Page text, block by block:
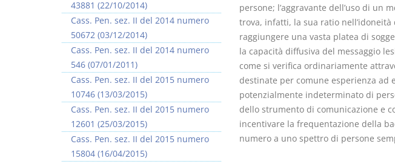
persone; l’aggravante dell’uso di un
trova, infatti, la sua ratio
raggiungere una vasta platea di
la capacità diffusiva del messaggio
come si verifica ordinariamente
destinate per comune esperienza ad
potenzialmente indeterminato di
dello strumento di comunicazione e
incentivare la frequentazione della
numero a uno spettro di persone
43881 (22/10/2014)
Cass. Pen. sez. II del 2014 numero
50672 (03/12/2014)
Cass. Pen. sez. II del 2014 numero
546 (07/01/2011)
Cass. Pen. sez. II del 2015 numero
10746 (13/03/2015)
Cass. Pen. sez. II del 2015 numero
12601 (25/03/2015)
Cass. Pen. sez. II del 2015 numero
15804 (16/04/2015)
I Vincoli
D. Minussi
Versione
(iva incl.)